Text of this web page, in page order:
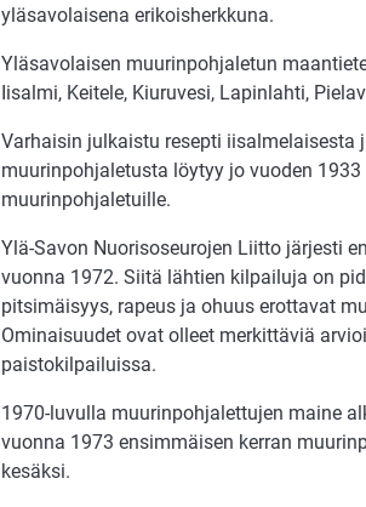
yläsavolaisena erikoisherkkuna.
Yläsavolaisen muurinpohjaletun
Iisalmi, Keitele, Kiuruvesi, Lapinlahti,
Varhaisin julkaistu resepti iisalmelaisesta
muurinpohjaletusta löytyy jo vuoden
muurinpohjaletuille.
Ylä-Savon Nuorisoseurojen Liitto järjesti
vuonna 1972. Siitä lähtien kilpailuja on
pitsimäisyys, rapeus ja ohuus erottavat
Ominaisuudet ovat olleet merkittäviä
paistokilpailuissa.
1970-luvulla muurinpohjalettujen maine
vuonna 1973 ensimmäisen kerran
kesäksi.